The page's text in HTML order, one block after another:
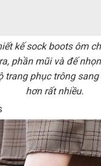
kế sock boots ôm
phần mũi và đế
trang phục trông
hơn rất nhiều.